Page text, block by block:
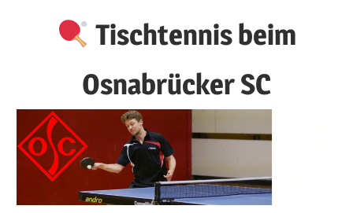
Tischtennis beim
Osnabrücker SC